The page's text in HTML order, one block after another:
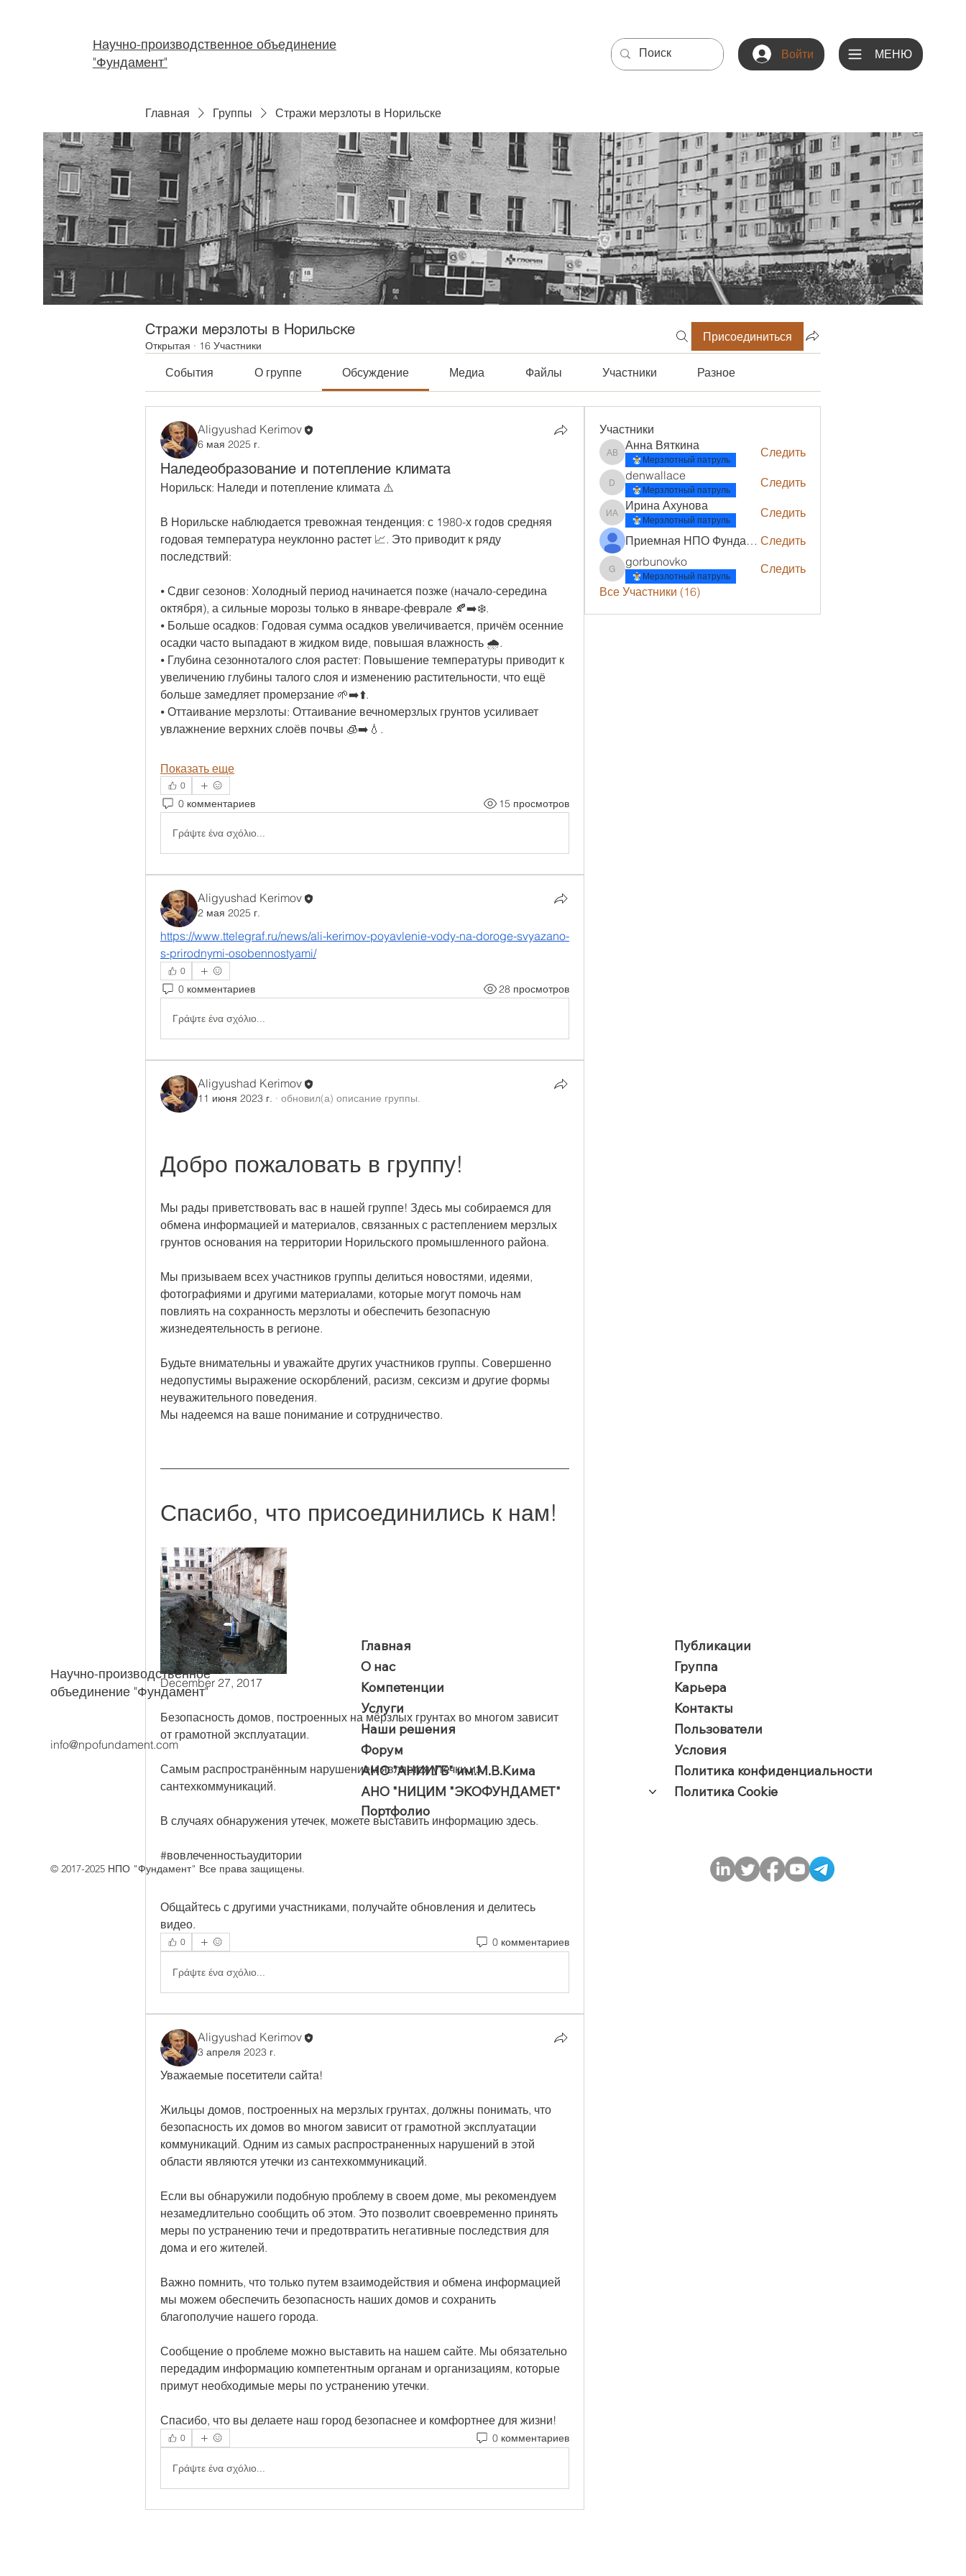
МЕНЮ
Войти
Научно-производственное объединение
"Фундамент"
Главная Группы Стражи мерзлоты в Норильске
Стражи мерзлоты в Норильске
Открытая · 16 Участники
Присоединиться
События О группе Обсуждение Медиа Файлы Участники Разное
Aligyushad Kerimov
6 мая 2025 г.
Наледеобразование и потепление климата
Норильск: Наледи и потепление климата ⚠️
В Норильске наблюдается тревожная тенденция: с 1980-х годов средняя
годовая температура неуклонно растет 📈. Это приводит к ряду
последствий:
⦁ Сдвиг сезонов: Холодный период начинается позже (начало-середина
октября), а сильные морозы только в январе-феврале 🍂➡️❄️.
⦁ Больше осадков: Годовая сумма осадков увеличивается, причём осенние
осадки часто выпадают в жидком виде, повышая влажность 🌧️.
⦁ Глубина сезонноталого слоя растет: Повышение температуры приводит к
увеличению глубины талого слоя и изменению растительности, что ещё
больше замедляет промерзание 🌱➡️⬆️.
⦁ Оттаивание мерзлоты: Оттаивание вечномерзлых грунтов усиливает
увлажнение верхних слоёв почвы 🧊➡️💧.
Показать еще
0
0 комментариев 15 просмотров
Γράψτε ένα σχόλιο...
Aligyushad Kerimov
2 мая 2025 г.
https://www.ttelegraf.ru/news/ali-kerimov-poyavlenie-vody-na-doroge-svyazano-
s-prirodnymi-osobennostyami/
0
0 комментариев 28 просмотров
Γράψτε ένα σχόλιο...
Aligyushad Kerimov
11 июня 2023 г. · обновил(а) описание группы.
Добро пожаловать в группу!
Мы рады приветствовать вас в нашей группе! Здесь мы собираемся для
обмена информацией и материалов, связанных с растеплением мерзлых
грунтов основания на территории Норильского промышленного района.
Мы призываем всех участников группы делиться новостями, идеями,
фотографиями и другими материалами, которые могут помочь нам
повлиять на сохранность мерзлоты и обеспечить безопасную
жизнедеятельность в регионе.
Будьте внимательны и уважайте других участников группы. Совершенно
недопустимы выражение оскорблений, расизм, сексизм и другие формы
неуважительного поведения.
Мы надеемся на ваше понимание и сотрудничество.
Спасибо, что присоединились к нам!
December 27, 2017
Безопасность домов, построенных на мёрзлых грунтах во многом зависит
от грамотной эксплуатации.
Самым распространённым нарушением является утечки из
сантехкоммуникаций.
В случаях обнаружения утечек, можете выставить информацию здесь.
#вовлеченностьаудитории
Общайтесь с другими участниками, получайте обновления и делитесь
видео.
0 0 комментариев
Γράψτε ένα σχόλιο...
Aligyushad Kerimov
3 апреля 2023 г.
Уважаемые посетители сайта!
Жильцы домов, построенных на мерзлых грунтах, должны понимать, что
безопасность их домов во многом зависит от грамотной эксплуатации
коммуникаций. Одним из самых распространенных нарушений в этой
области являются утечки из сантехкоммуникаций.
Если вы обнаружили подобную проблему в своем доме, мы рекомендуем
незамедлительно сообщить об этом. Это позволит своевременно принять
меры по устранению течи и предотвратить негативные последствия для
дома и его жителей.
Важно помнить, что только путем взаимодействия и обмена информацией
мы можем обеспечить безопасность наших домов и сохранить
благополучие нашего города.
Сообщение о проблеме можно выставить на нашем сайте. Мы обязательно
передадим информацию компетентным органам и организациям, которые
примут необходимые меры по устранению утечки.
Спасибо, что вы делаете наш город безопаснее и комфортнее для жизни!
0 0 комментариев
Γράψτε ένα σχόλιο...
Участники
Анна Вяткина
Анна Вяткина
Мерзлотный патруль
Следить
denwallace
denwallace
Мерзлотный патруль
Следить
Ирина Ахунова
Ирина Ахунова
Мерзлотный патруль
Следить
Приемная НПО Фундамент Следить
gorbunovko
gorbunovko
Мерзлотный патруль
Следить
Все Участники (16)
Научно-производственное
объединение "Фундамент"
info@npofundament.com
Главная
О нас
Компетенции
Услуги
Наши решения
Форум
АНО "АНИИГБ" им.М.В.Кима
АНО "НИЦИМ "ЭКОФУНДАМЕТ"
Портфолио
Публикации
Группа
Карьера
Контакты
Пользователи
​Условия
Политика конфиденциальности
Политика Cookie
© 2017-2025 НПО "Фундамент" Все права защищены.